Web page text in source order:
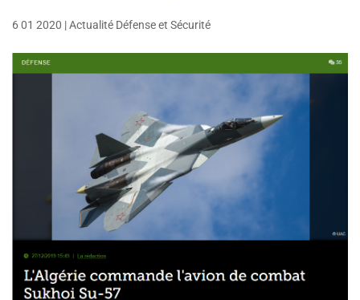
6 01 2020 |Actualité Défense et Sécurité